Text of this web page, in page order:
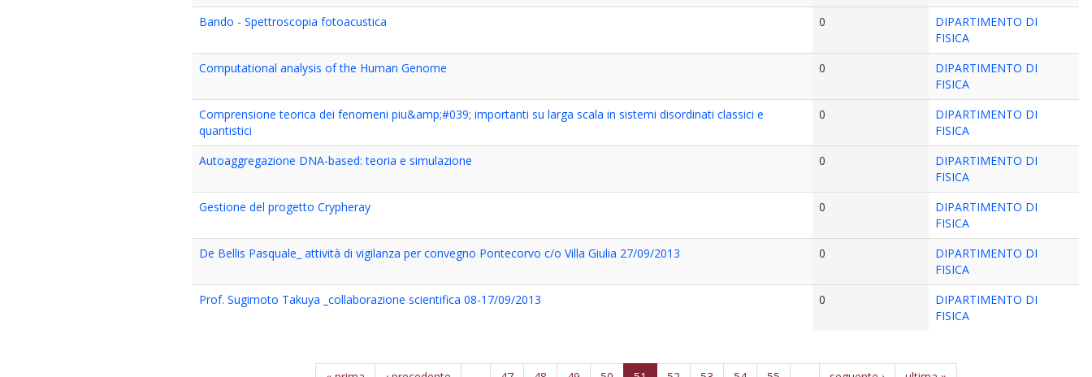
Bando - Spettroscopia fotoacustica
0
DIPARTIMENTO DI
FISICA
Computational analysis of the Human Genome
0
DIPARTIMENTO DI
FISICA
Comprensione teorica dei fenomeni piu&amp;#039; importanti su larga scala in sistemi disordinati classici e
quantistici
0
DIPARTIMENTO DI
FISICA
Autoaggregazione DNA-based: teoria e simulazione
0
DIPARTIMENTO DI
FISICA
Gestione del progetto Crypheray
0
DIPARTIMENTO DI
FISICA
De Bellis Pasquale_ attività di vigilanza per convegno Pontecorvo c/o Villa Giulia 27/09/2013
0
DIPARTIMENTO DI
FISICA
Prof. Sugimoto Takuya _collaborazione scientifica 08-17/09/2013
0
DIPARTIMENTO DI
FISICA